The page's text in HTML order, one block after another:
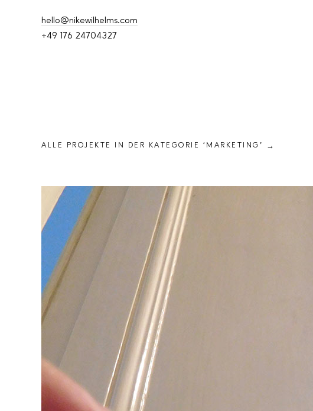
hello@nikewilhelms.com
+49 176 24704327
ALLE PROJEKTE IN DER KATEGORIE ‘ MARKETING ’